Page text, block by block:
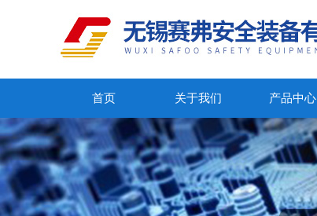
首页 关于我们 产品中心